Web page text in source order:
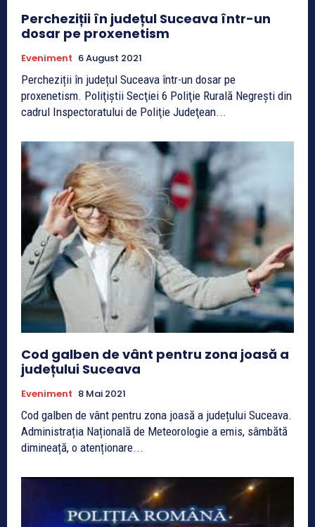
Percheziții în județul Suceava într-un
dosar pe proxenetism
Eveniment 6 August 2021
Percheziții în județul Suceava într-un dosar pe
proxenetism. Poliţiştii Secţiei 6 Poliţie Rurală Negreşti din
cadrul Inspectoratului de Poliţie Judeţean...
Cod galben de vânt pentru zona joasă a
județului Suceava
Eveniment 8 Mai 2021
Cod galben de vânt pentru zona joasă a județului Suceava.
Administrația Națională de Meteorologie a emis, sâmbătă
dimineață, o atenționare...